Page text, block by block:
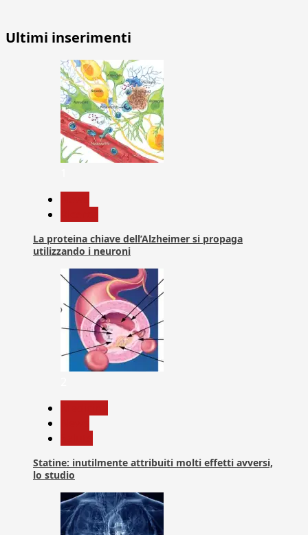
Ultimi inserimenti
La proteina chiave dell’Alzheimer si propaga
utilizzando i neuroni
Statine: inutilmente attribuiti molti effetti avversi,
lo studio